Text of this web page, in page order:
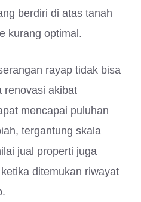
berdiri di atas tanah
kurang optimal.
rayap tidak bisa
renovasi akibat
mencapai puluhan
tergantung skala
jual properti juga
ditemukan riwayat